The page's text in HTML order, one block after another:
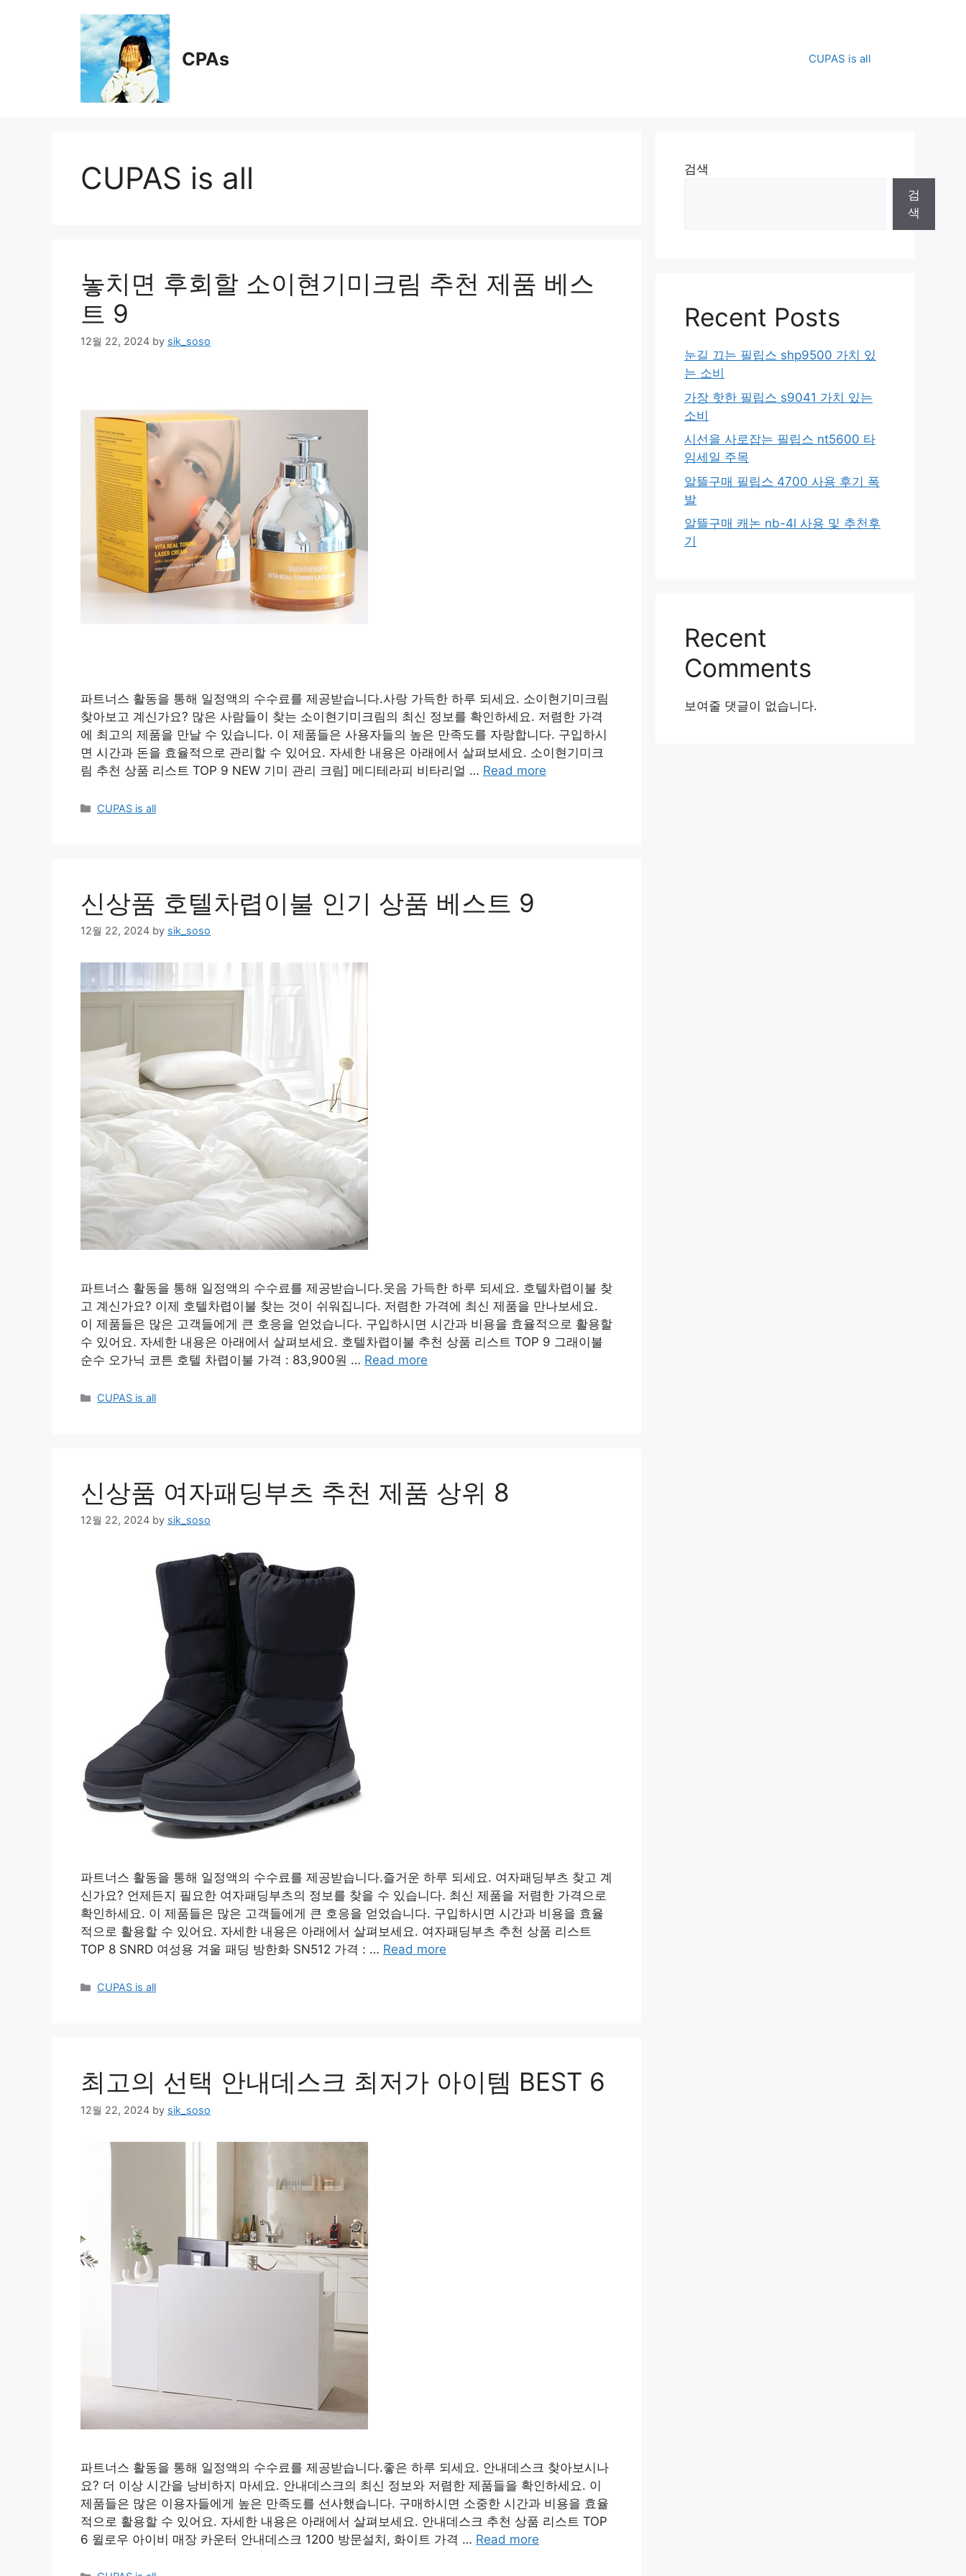
CPAs CUPAS is all
CUPAS is all
놓치면 후회할 소이현기미크림 추천 제품 베스
트 9
12월 22, 2024 by sik_soso
파트너스 활동을 통해 일정액의 수수료를 제공받습니다.사랑 가득한 하루 되세요. 소이현기미크림
찾아보고 계신가요? 많은 사람들이 찾는 소이현기미크림의 최신 정보를 확인하세요. 저렴한 가격
에 최고의 제품을 만날 수 있습니다. 이 제품들은 사용자들의 높은 만족도를 자랑합니다. 구입하시
면 시간과 돈을 효율적으로 관리할 수 있어요. 자세한 내용은 아래에서 살펴보세요. 소이현기미크
림 추천 상품 리스트 TOP 9 NEW 기미 관리 크림] 메디테라피 비타리얼 … Read more
Categories
CUPAS is all
신상품 호텔차렵이불 인기 상품 베스트 9
12월 22, 2024 by sik_soso
파트너스 활동을 통해 일정액의 수수료를 제공받습니다.웃음 가득한 하루 되세요. 호텔차렵이불 찾
고 계신가요? 이제 호텔차렵이불 찾는 것이 쉬워집니다. 저렴한 가격에 최신 제품을 만나보세요.
이 제품들은 많은 고객들에게 큰 호응을 얻었습니다. 구입하시면 시간과 비용을 효율적으로 활용할
수 있어요. 자세한 내용은 아래에서 살펴보세요. 호텔차렵이불 추천 상품 리스트 TOP 9 그래이불
순수 오가닉 코튼 호텔 차렵이불 가격 : 83,900원 … Read more
Categories
CUPAS is all
신상품 여자패딩부츠 추천 제품 상위 8
12월 22, 2024 by sik_soso
파트너스 활동을 통해 일정액의 수수료를 제공받습니다.즐거운 하루 되세요. 여자패딩부츠 찾고 계
신가요? 언제든지 필요한 여자패딩부츠의 정보를 찾을 수 있습니다. 최신 제품을 저렴한 가격으로
확인하세요. 이 제품들은 많은 고객들에게 큰 호응을 얻었습니다. 구입하시면 시간과 비용을 효율
적으로 활용할 수 있어요. 자세한 내용은 아래에서 살펴보세요. 여자패딩부츠 추천 상품 리스트
TOP 8 SNRD 여성용 겨울 패딩 방한화 SN512 가격 : … Read more
Categories
CUPAS is all
최고의 선택 안내데스크 최저가 아이템 BEST 6
12월 22, 2024 by sik_soso
파트너스 활동을 통해 일정액의 수수료를 제공받습니다.좋은 하루 되세요. 안내데스크 찾아보시나
요? 더 이상 시간을 낭비하지 마세요. 안내데스크의 최신 정보와 저렴한 제품들을 확인하세요. 이
제품들은 많은 이용자들에게 높은 만족도를 선사했습니다. 구매하시면 소중한 시간과 비용을 효율
적으로 활용할 수 있어요. 자세한 내용은 아래에서 살펴보세요. 안내데스크 추천 상품 리스트 TOP
6 윌로우 아이비 매장 카운터 안내데스크 1200 방문설치, 화이트 가격 … Read more
검색
검
색
Recent Posts
눈길 끄는 필립스 shp9500 가치 있
는 소비
가장 핫한 필립스 s9041 가치 있는
소비
시선을 사로잡는 필립스 nt5600 타
임세일 주목
알뜰구매 필립스 4700 사용 후기 폭
발
알뜰구매 캐논 nb-4l 사용 및 추천후
기
Recent
Comments
보여줄 댓글이 없습니다.